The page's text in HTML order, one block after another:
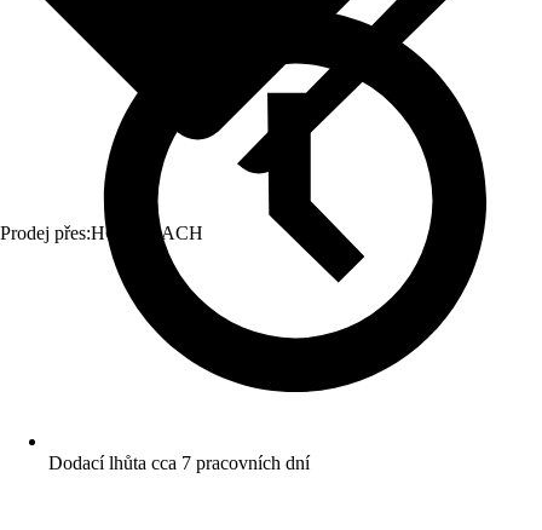
Prodej přes:HORNBACH
Dodací lhůta cca 7 pracovních dní